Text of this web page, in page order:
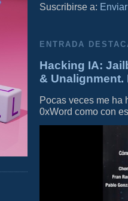
Suscribirse a:
ENTRADA
Hacking IA:
&
Pocas veces me ha
0xWord como con